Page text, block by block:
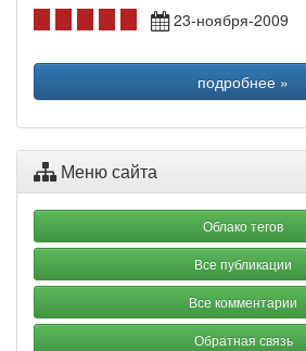
23-ноября-2009
подробнее »
Меню сайта
Облако тегов
Все публикации
Все комментарии
Обратная связь